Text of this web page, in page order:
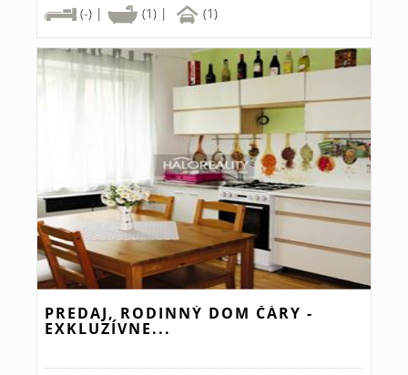
(-) |
(1) | (1)
PREDAJ, RODINNÝ DOM ČÁRY -
EXKLUZÍVNE...